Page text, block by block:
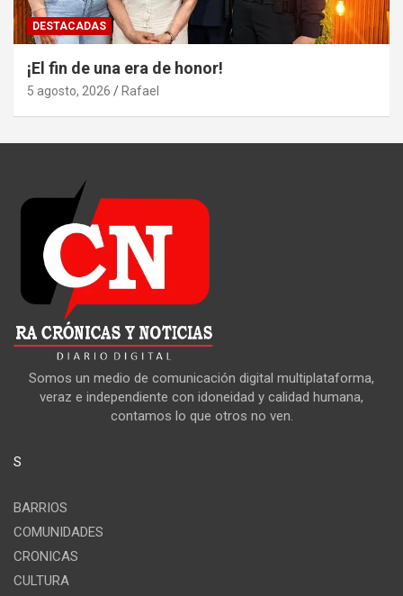
DESTACADAS
¡El fin de una era de honor!
5 agosto, 2026 Rafael
Somos un medio de comunicación digital multiplataforma,
veraz e independiente con idoneidad y calidad humana,
contamos lo que otros no ven.
S
BARRIOS
COMUNIDADES
CRONICAS
CULTURA